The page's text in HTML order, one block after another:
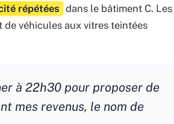
répétées dans le bâtiment C. Les
véhicules aux vitres teintées
à 22h30 pour proposer de
mes revenus, le nom de